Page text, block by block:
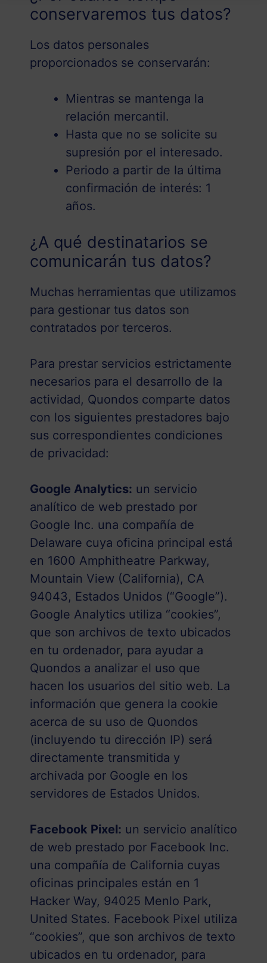
conservaremos tus datos?
Los datos personales
proporcionados se conservarán:
Mientras se mantenga la
relación mercantil.
Hasta que no se solicite su
supresión por el interesado.
Periodo a partir de la última
confirmación de interés: 1
años.
¿A qué destinatarios se
comunicarán tus datos?
Muchas herramientas que utilizamos
para gestionar tus datos son
contratados por terceros.
Para prestar servicios estrictamente
necesarios para el desarrollo de la
actividad, Quondos comparte datos
con los siguientes prestadores bajo
sus correspondientes condiciones
de privacidad:
Google Analytics: un servicio
analítico de web prestado por
Google Inc. una compañía de
Delaware cuya oficina principal está
en 1600 Amphitheatre Parkway,
Mountain View (California), CA
94043, Estados Unidos (“Google”).
Google Analytics utiliza “cookies”,
que son archivos de texto ubicados
en tu ordenador, para ayudar a
Quondos a analizar el uso que
hacen los usuarios del sitio web. La
información que genera la cookie
acerca de su uso de Quondos
(incluyendo tu dirección IP) será
directamente transmitida y
archivada por Google en los
servidores de Estados Unidos.
Facebook Pixel: un servicio analítico
de web prestado por Facebook Inc.
una compañía de California cuyas
oficinas principales están en 1
Hacker Way, 94025 Menlo Park,
United States. Facebook Pixel utiliza
“cookies”, que son archivos de texto
ubicados en tu ordenador, para